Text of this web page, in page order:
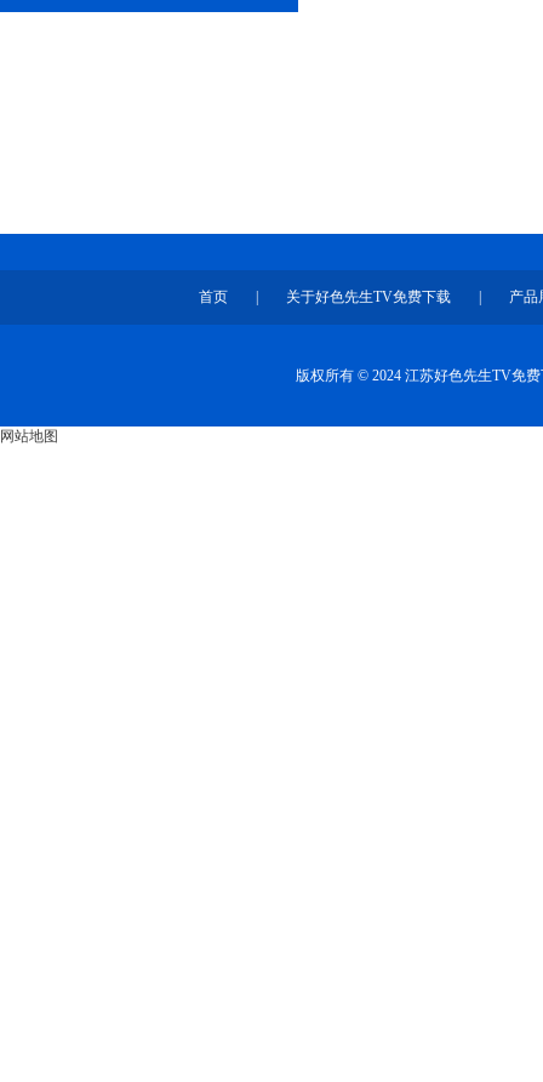
首页 关于好色先生TV免费下载 产品
版权所有 © 2024 江苏好色先生TV免
网站地图